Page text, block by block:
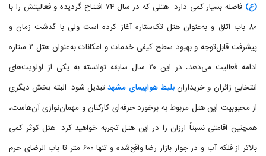
(ع)
فاصله بسیار کمی دارد. هتلی که در سال ۷۴ افتتاح گردیده و فعالیتش را با
۸۰ باب اتاق و به‌عنوان هتل تک‌ستاره آغاز کرده است ولی با گذشت زمان و
پیشرفت قابل‌توجه و بهبود سطح کیفی خدمات و امکانات به‌عنوان هتل ۲ ستاره
ادامه فعالیت می‌دهد، در این ۲۰ سال سابقه توانسته به یکی از اولویت‌های
انتخابی زائران و خریدارانبلیط هواپیمای مشهدتبدیل شود. البته بخش دیگری
از محبوبیت این هتل مربوط به برخورد حرفه‌ای کارکنان و مهمان‌نوازی آن‌هاست،
همچنین اقامتی نسبتاً ارزان را در این هتل تجربه خواهید کرد. هتل کوثر کمی
بالاتر از فلکه آب و در جوار بازار رضا واقع‌شده و تنها ۶۰۰ متر تا باب الرضای حرم